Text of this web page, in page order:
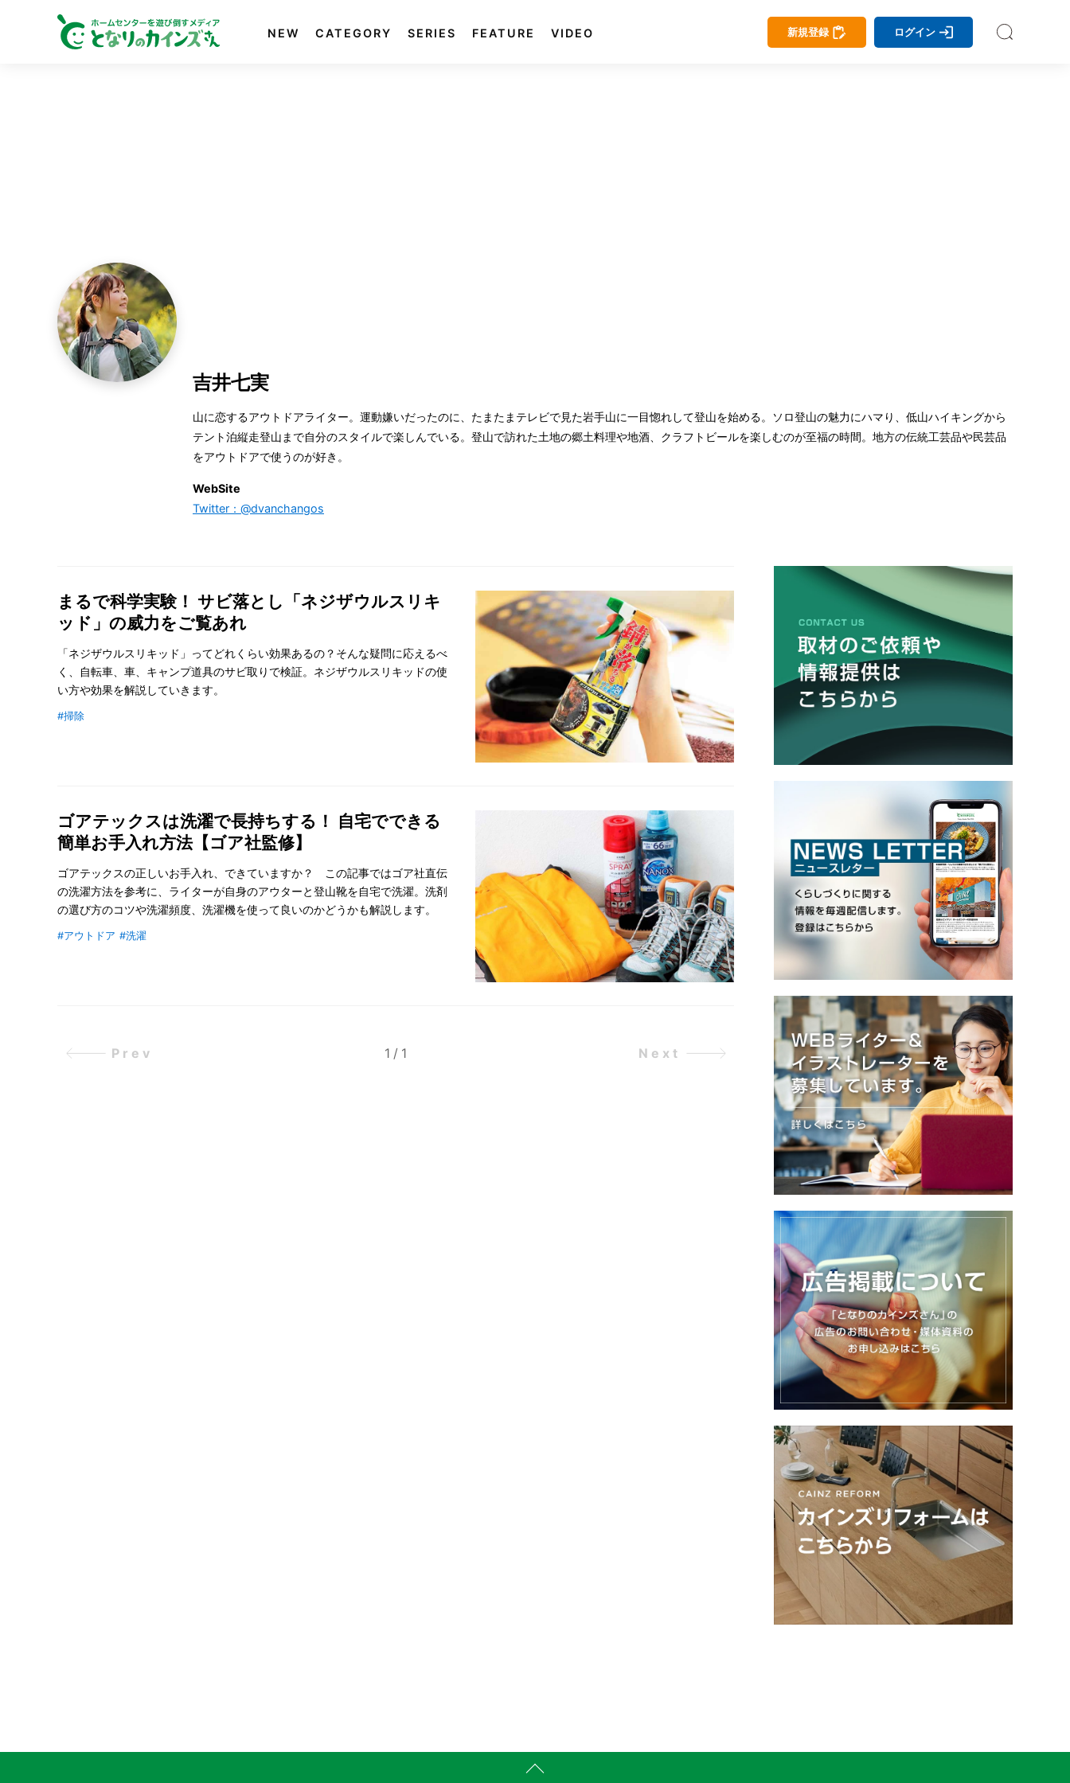
NEW CATEGORY SERIES FEATURE VIDEO 新規登録 ログイン
吉井七実
山に恋するアウトドアライター。運動嫌いだったのに、たまたまテレビで見た岩手山に一目惚れして登山を始める。ソロ登山の魅力にハマり、低山ハイキングから
テント泊縦走登山まで自分のスタイルで楽しんでいる。登山で訪れた土地の郷土料理や地酒、クラフトビールを楽しむのが至福の時間。地方の伝統工芸品や民芸品
をアウトドアで使うのが好き。
WebSite
Twitter：@dvanchangos
まるで科学実験！ サビ落とし「ネジザウルスリキ
ッド」の威力をご覧あれ
「ネジザウルスリキッド」ってどれくらい効果あるの？そんな疑問に応えるべ
く、自転車、車、キャンプ道具のサビ取りで検証。ネジザウルスリキッドの使
い方や効果を解説していきます。
#掃除
ゴアテックスは洗濯で長持ちする！ 自宅でできる
簡単お手入れ方法【ゴア社監修】
ゴアテックスの正しいお手入れ、できていますか？ この記事ではゴア社直伝
の洗濯方法を参考に、ライターが自身のアウターと登山靴を自宅で洗濯。洗剤
の選び方のコツや洗濯頻度、洗濯機を使って良いのかどうかも解説します。
#アウトドア #洗濯
Prev 1 / 1 Next